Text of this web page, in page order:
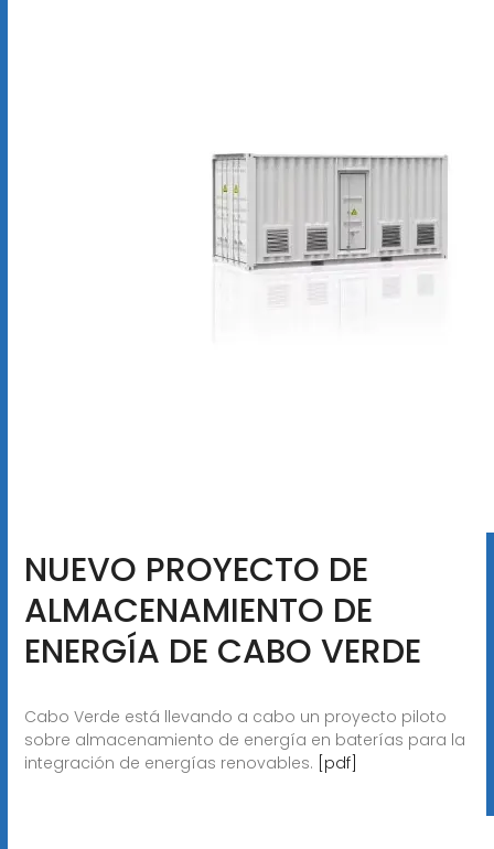
NUEVO PROYECTO DE
ALMACENAMIENTO DE
ENERGÍA DE CABO VERDE
Cabo Verde está llevando a cabo un proyecto piloto
sobre almacenamiento de energía en baterías para la
integración de energías renovables. [pdf]